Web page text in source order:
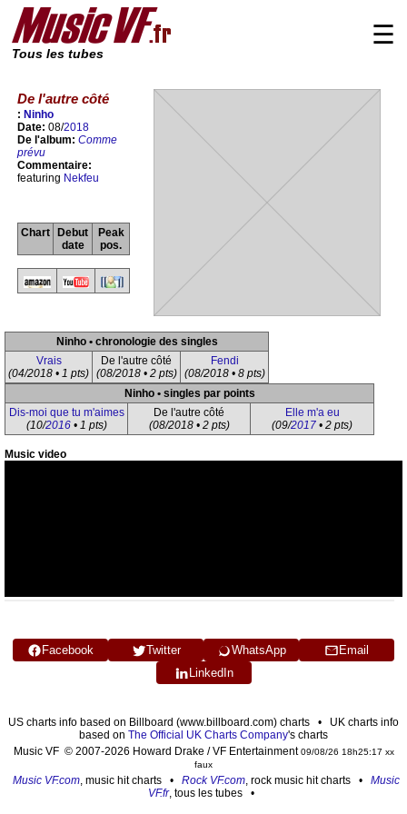
Tous les tubes
☰
De l'autre côté
: Ninho
Date: 08/2018
De l'album: Comme
prévu
Commentaire:
featuring Nekfeu
Chart
Debut
date
Peak
pos.
Ninho • chronologie des singles
Vrais
(04/2018 • 1 pts)
De l'autre côté
(08/2018 • 2 pts)
Fendi
(08/2018 • 8 pts)
Ninho • singles par points
Dis-moi que tu m'aimes
(10/2016• 1 pts)
De l'autre côté
(08/2018 • 2 pts)
Elle m'a eu
(09/2017 • 2 pts)
Music video
Facebook Twitter WhatsApp
Email
LinkedIn
US charts info based on Billboard (www.billboard.com) charts • UK charts info
based on The Official UK Charts Company's charts
Music VF © 2007-2026 Howard Drake / VF Entertainment09/08/26 18h25:17 xx
faux
Music VF.com, music hit charts • Rock VF.com, rock music hit charts • Music
VF.fr, tous les tubes •